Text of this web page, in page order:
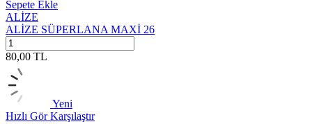
Sepete Ekle
ALİZE
ALİZE SÜPERLANA MAXİ 26
80,00 TL
Yeni
Hızlı GörKarşılaştır